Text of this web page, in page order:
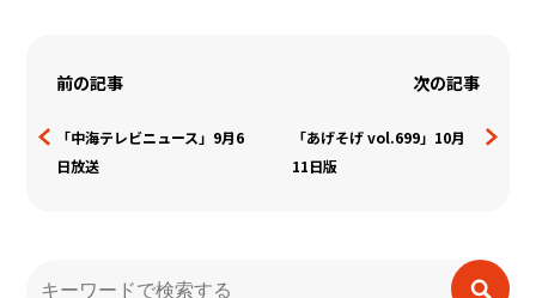
前の記事
「中海テレビニュース」9月6
日放送
次の記事
「あげそげ vol.699」10月
11日版